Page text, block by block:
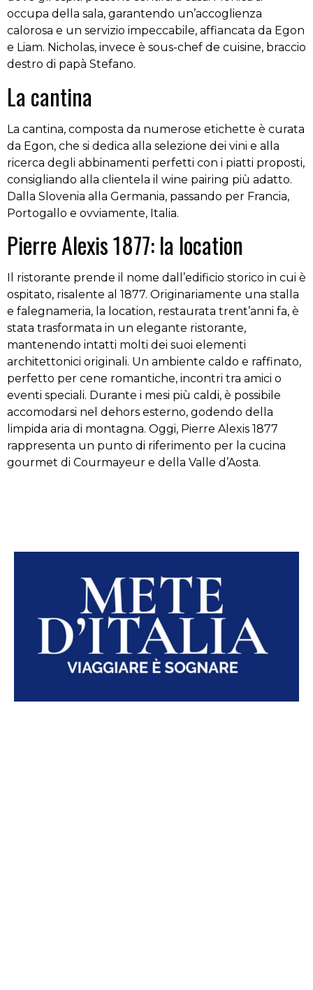
occupa della sala, garantendo un’accoglienza
calorosa e un servizio impeccabile, affiancata da Egon
e Liam. Nicholas, invece è sous-chef de cuisine, braccio
destro di papà Stefano.
La cantina
La cantina, composta da numerose etichette è curata
da Egon, che si dedica alla selezione dei vini e alla
ricerca degli abbinamenti perfetti con i piatti proposti,
consigliando alla clientela il wine pairing più adatto.
Dalla Slovenia alla Germania, passando per Francia,
Portogallo e ovviamente, Italia.
Pierre Alexis 1877: la location
Il ristorante prende il nome dall’edificio storico in cui è
ospitato, risalente al 1877. Originariamente una stalla
e falegnameria, la location, restaurata trent’anni fa, è
stata trasformata in un elegante ristorante,
mantenendo intatti molti dei suoi elementi
architettonici originali. Un ambiente caldo e raffinato,
perfetto per cene romantiche, incontri tra amici o
eventi speciali. Durante i mesi più caldi, è possibile
accomodarsi nel dehors esterno, godendo della
limpida aria di montagna. Oggi, Pierre Alexis 1877
rappresenta un punto di riferimento per la cucina
gourmet di Courmayeur e della Valle d’Aosta.